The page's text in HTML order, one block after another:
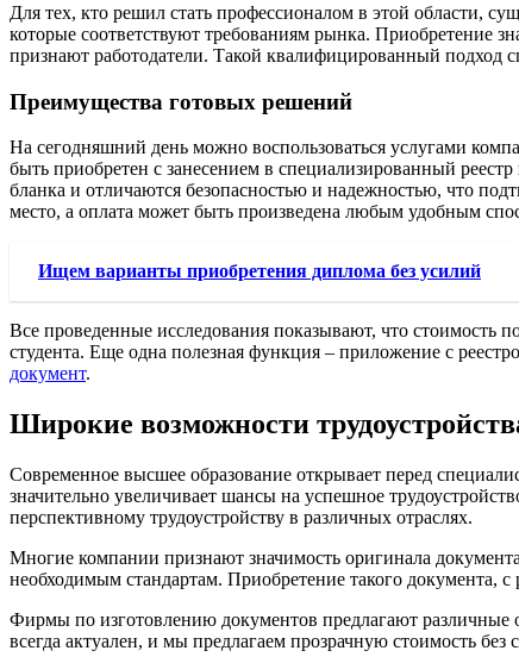
Для тех, кто решил стать профессионалом в этой области,
которые соответствуют требованиям рынка. Приобретение
признают работодатели. Такой квалифицированный подход
Преимущества готовых решений
На сегодняшний день можно воспользоваться услугами
быть приобретен с занесением в специализированный
бланка и отличаются безопасностью и надежностью, что
место, а оплата может быть произведена любым удобным
Ищем варианты приобретения диплома без усилий
Все проведенные исследования показывают, что стоимость
студента. Еще одна полезная функция – приложение с
документ.
Широкие возможности
Современное высшее образование открывает перед
значительно увеличивает шансы на успешное
перспективному трудоустройству в различных отраслях.
Многие компании признают значимость оригинала
необходимым стандартам. Приобретение такого документа,
Фирмы по изготовлению документов предлагают различные
всегда актуален, и мы предлагаем прозрачную стоимость